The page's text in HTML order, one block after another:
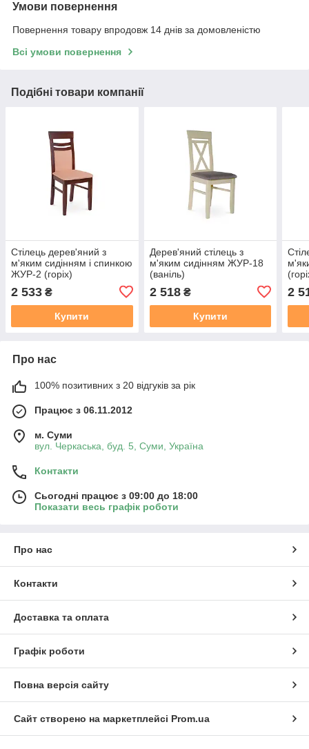
Умови повернення
Повернення товару впродовж 14 днів за домовленістю
Всі умови повернення
Подібні товари компанії
Стілець дерев'яний з
м'яким сидінням і спинкою
ЖУР-2 (горіх)
2 533 ₴
Купити
Дерев'яний стілець з
м'яким сидінням ЖУР-18
(ваніль)
2 518₴
Купити
2
Про нас
100% позитивних з 20 відгуків за рік
Працює з 06.11.2012
м. Суми
вул. Черкаська, буд. 5, Суми, Україна
Контакти
Сьогодні працює з 09:00 до 18:00
Показати весь графік роботи
Про нас
Контакти
Доставка та оплата
Графік роботи
Повна версія сайту
Сайт створено на маркетплейсі Prom.ua